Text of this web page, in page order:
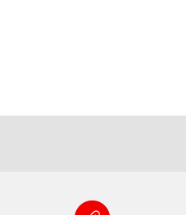
Dienstleistungen